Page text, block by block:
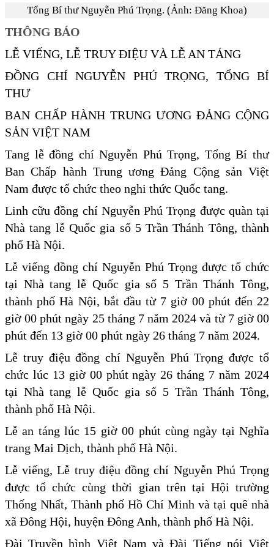
Tổng Bí thư Nguyễn Phú Trọng. (Ảnh: Đăng Khoa)
THÔNG BÁO
LỄ VIẾNG, LỄ TRUY ĐIỆU VÀ LỄ AN TÁNG
ĐỒNG CHÍ NGUYỄN PHÚ TRỌNG, TỔNG BÍ
THƯ
BAN CHẤP HÀNH TRUNG ƯƠNG ĐẢNG CỘNG
SẢN VIỆT NAM
Tang lễ đồng chí Nguyễn Phú Trọng, Tổng Bí thư
Ban Chấp hành Trung ương Đảng Cộng sản Việt
Nam được tổ chức theo nghi thức Quốc tang.
Linh cữu đồng chí Nguyễn Phú Trọng được quàn tại
Nhà tang lễ Quốc gia số 5 Trần Thánh Tông, thành
phố Hà Nội.
Lễ viếng đồng chí Nguyễn Phú Trọng được tổ chức
tại Nhà tang lễ Quốc gia số 5 Trần Thánh Tông,
thành phố Hà Nội, bắt đầu từ 7 giờ 00 phút đến 22
giờ 00 phút ngày 25 tháng 7 năm 2024 và từ 7 giờ 00
phút đến 13 giờ 00 phút ngày 26 tháng 7 năm 2024.
Lễ truy điệu đồng chí Nguyễn Phú Trọng được tổ
chức lúc 13 giờ 00 phút ngày 26 tháng 7 năm 2024
tại Nhà tang lễ Quốc gia số 5 Trần Thánh Tông,
thành phố Hà Nội.
Lễ an táng lúc 15 giờ 00 phút cùng ngày tại Nghĩa
trang Mai Dịch, thành phố Hà Nội.
Lễ viếng, Lễ truy điệu đồng chí Nguyễn Phú Trọng
được tổ chức cùng thời gian trên tại Hội trường
Thống Nhất, Thành phố Hồ Chí Minh và tại quê nhà
xã Đông Hội, huyện Đông Anh, thành phố Hà Nội.
Đài Truyền hình Việt Nam và Đài Tiếng nói Việt